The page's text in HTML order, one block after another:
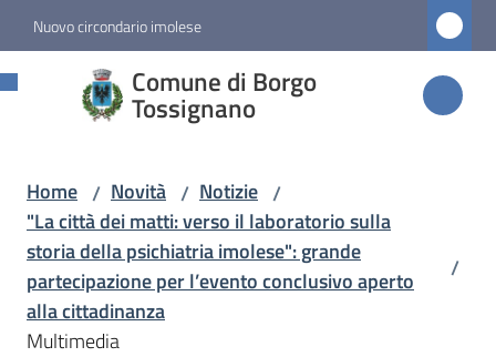
Vai al contenuto
Vai alla navigazione
Vai al footer
Nuovo circondario imolese
Comune di Borgo
Tossignano
Comune di
Borgo
Amministrazione
Novità
Menu selezionato
Home / Novità / Notizie /
"La città dei matti: verso il laboratorio sulla
storia della psichiatria imolese": grande
partecipazione per l’evento conclusivo aperto
alla cittadinanza
/
Multimedia